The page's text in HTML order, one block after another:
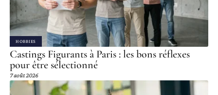
HOBBIES
Castings Figurants à Paris : les bons réflexes
pour être sélectionné
7 août 2026